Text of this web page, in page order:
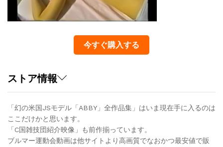
今すぐ購入する
ストア情報
「幻の米国JSモデル「ABBY」全作品集」はいま現在手に入るのは
ここだけかと思います。
「C国雑技団紹介映像」も前作揃っています。
ブルマー運動会動画は他サイトより高画質でなおかつ最安値で販